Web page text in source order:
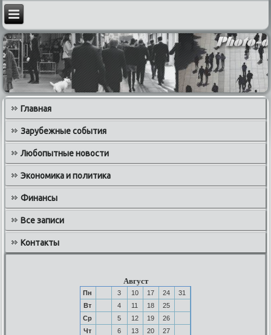
Главная
Зарубежные события
Любопытные новости
Экономика и политика
Финансы
Все записи
Контакты
Август
Пн 3 10 17 24
31
Вт
4 11 18
25
Ср
5 12 19
26
Чт
6 13 20
27